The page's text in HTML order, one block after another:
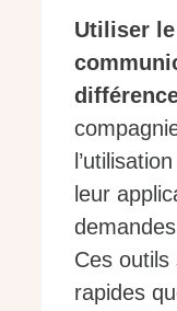
Utiliser
leur
Ces
rapides